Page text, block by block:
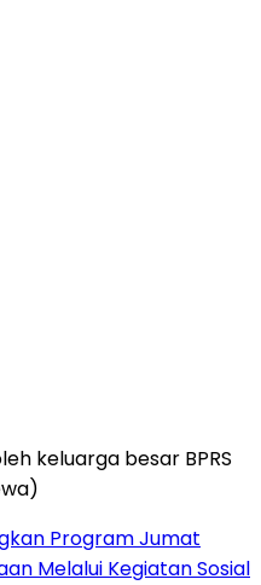
Program Jumat
Melalui Kegiatan Sosial